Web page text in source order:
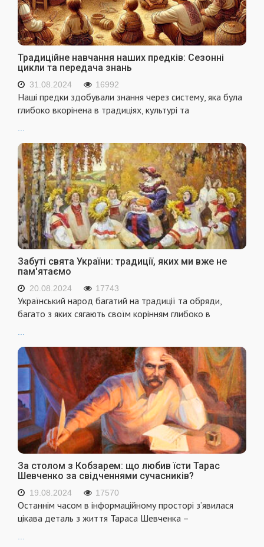
Традиційне навчання наших предків: Сезонні
цикли та передача знань
31.08.2024 16992
Наші предки здобували знання через систему, яка була
глибоко вкорінена в традиціях, культурі та
Забуті свята України: традиції, яких ми вже не
пам'ятаємо
20.08.2024 17743
Український народ багатий на традиції та обряди,
багато з яких сягають своїм корінням глибоко в
...
За столом з Кобзарем: що любив їсти Тарас
Шевченко за свідченнями сучасників?
19.08.2024 17570
Останнім часом в інформаційному просторі з’явилася
цікава деталь з життя Тараса Шевченка –